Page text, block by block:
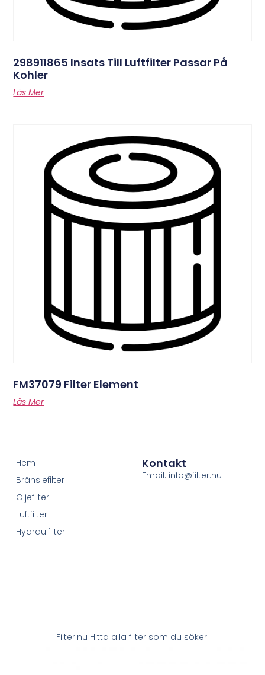
298911865 Insats Till Luftfilter Passar På
Kohler
Läs Mer
FM37079 Filter Element
Läs Mer
Filter.nu Hitta alla filter som du söker.
Hem
Bränslefilter
Oljefilter
Luftfilter
Hydraulfilter
Kontakt
Email: info@filter.nu